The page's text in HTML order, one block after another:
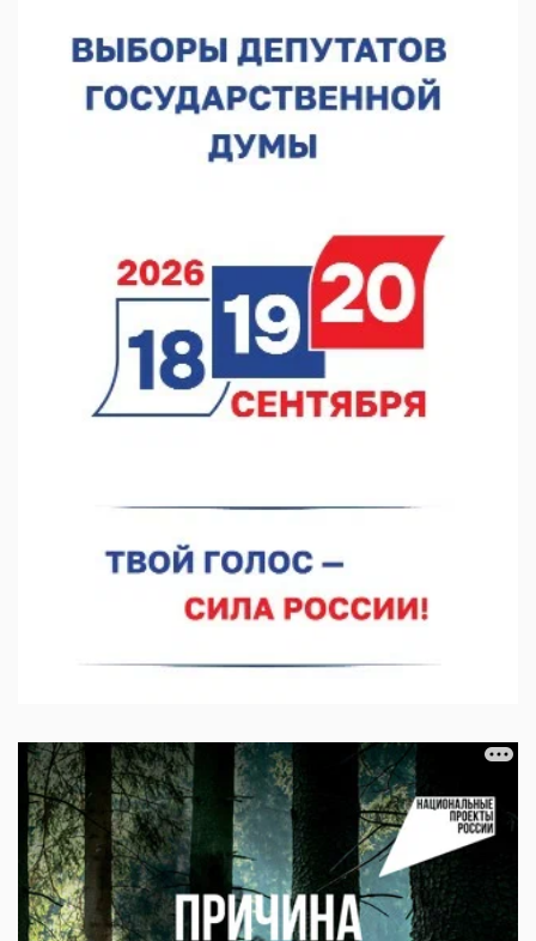
строительства
06.08.2026 17:24
Глеб Никитин представил направления сотрудничества с
Киргизией
06.08.2026 16:44